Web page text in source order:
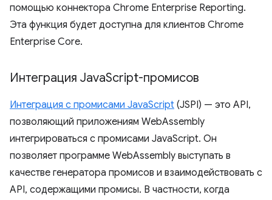
помощью коннектора Chrome Enterprise Reporting.
Эта функция будет доступна для клиентов Chrome
Enterprise Core.
Интеграция JavaScript-промисов
Интеграция с промисами JavaScript (JSPI) — это API,
позволяющий приложениям WebAssembly
интегрироваться с промисами JavaScript. Он
позволяет программе WebAssembly выступать в
качестве генератора промисов и взаимодействовать с
API, содержащими промисы. В частности, когда